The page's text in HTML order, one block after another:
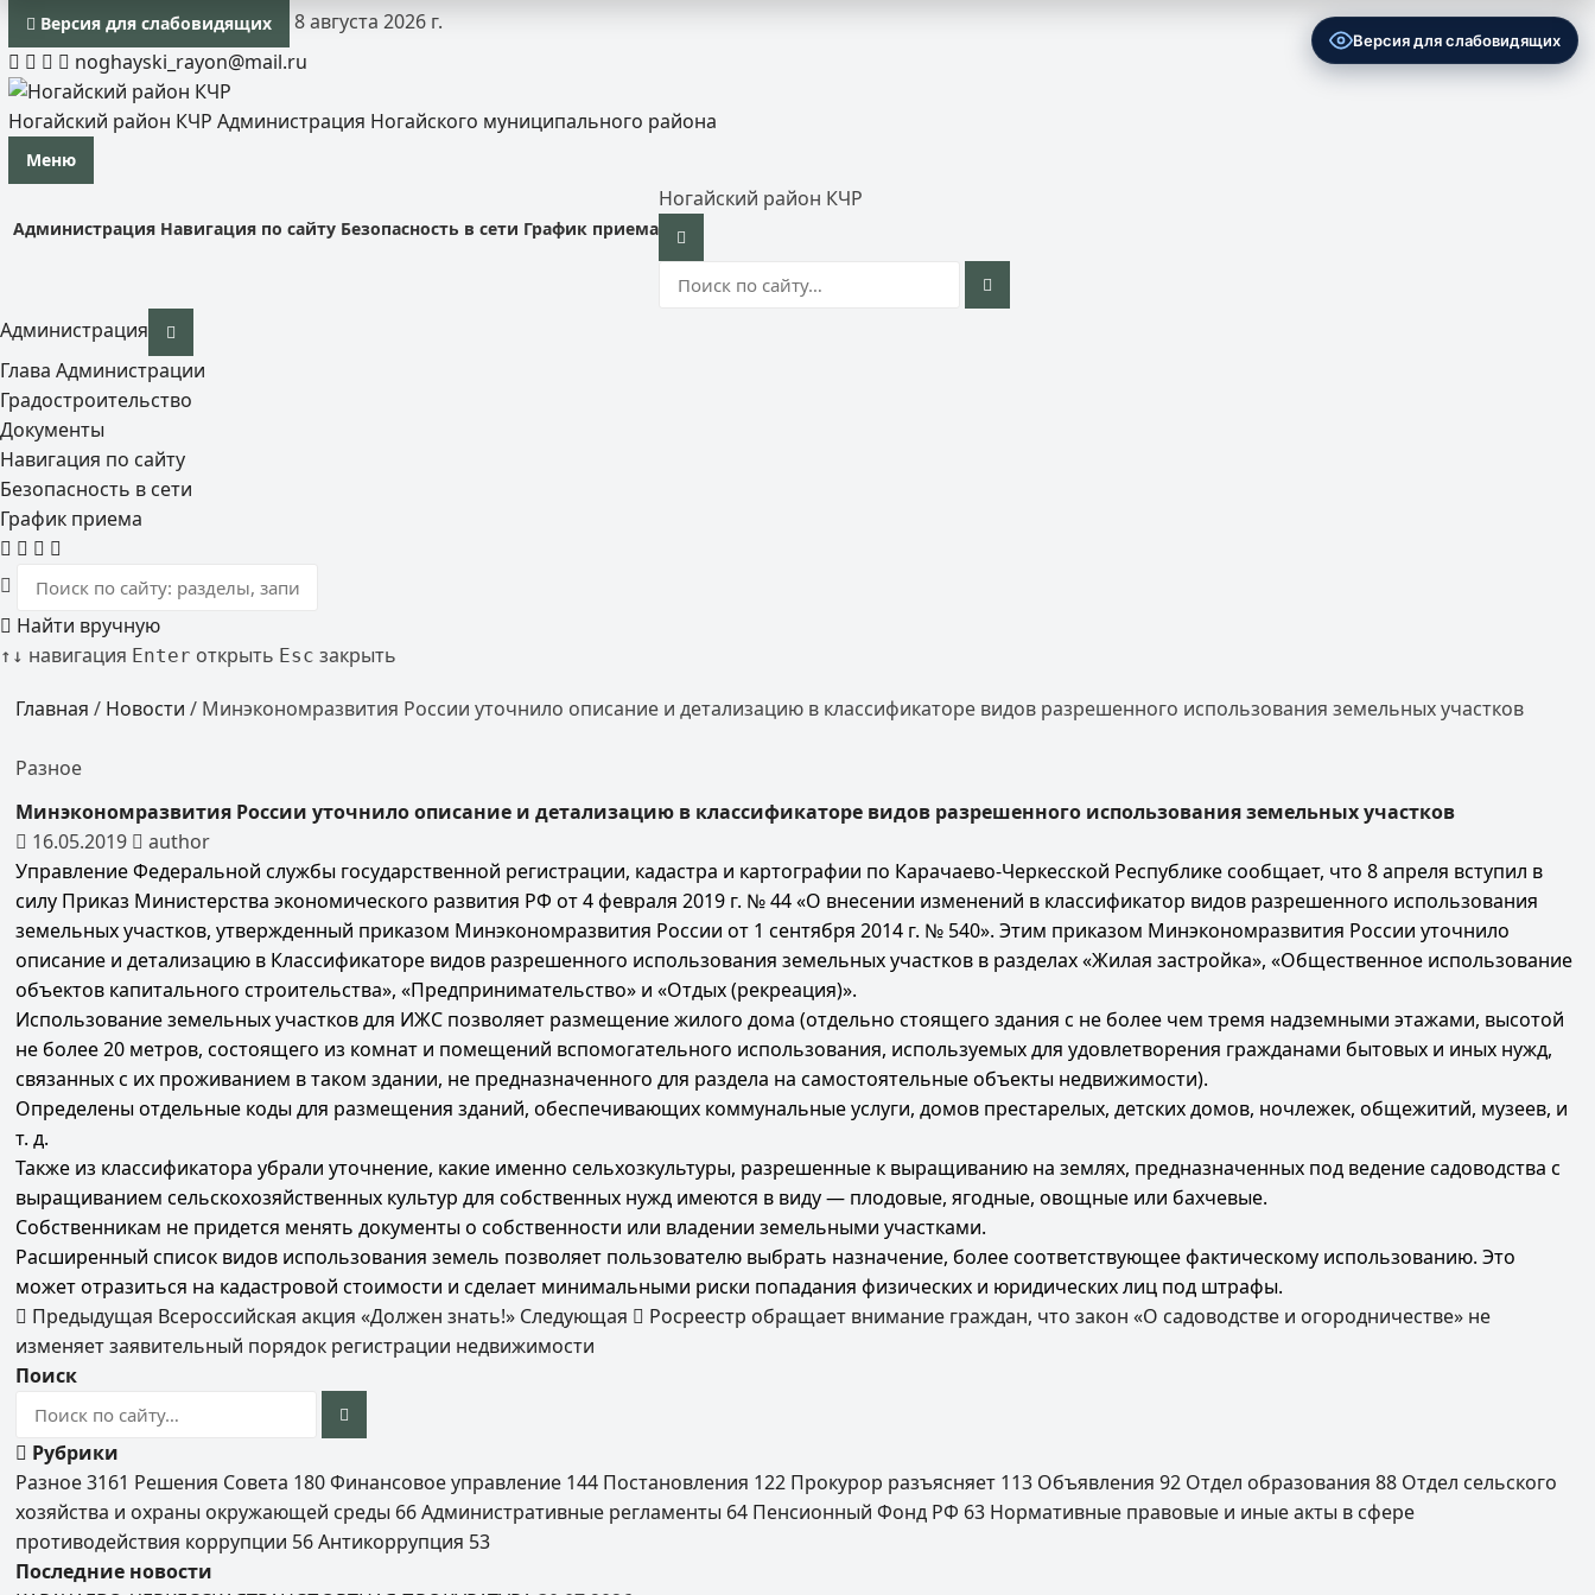
Версия для слабовидящих
8 августа 2026 г.
noghayski_rayon@mail.ru
Ногайский район КЧР Администрация Ногайского муниципального района
Меню
Администрация Навигация по сайту Безопасность в сети График приема
Ногайский район КЧР
Администрация
Глава Администрации
Градостроительство
Документы
Навигация по сайту
Безопасность в сети
График приема
Найти вручную
↑ ↓ навигация Enter открыть Esc закрыть
Главная / Новости / Минэкономразвития России уточнило описание и детализацию в классификаторе видов разрешенного использования земельных участков
Разное
Минэкономразвития России уточнило описание и детализацию в классификаторе видов разрешенного использования земельных участков
16.05.2019
author
Управление Федеральной службы государственной регистрации, кадастра и картографии по Карачаево-Черкесской Республике сообщает, что 8 апреля вступил в
силу Приказ Министерства экономического развития РФ от 4 февраля 2019 г. № 44 «О внесении изменений в классификатор видов разрешенного использования
земельных участков, утвержденный приказом Минэкономразвития России от 1 сентября 2014 г. № 540». Этим приказом Минэкономразвития России уточнило
описание и детализацию в Классификаторе видов разрешенного использования земельных участков в разделах «Жилая застройка», «Общественное использование
объектов капитального строительства», «Предпринимательство» и «Отдых (рекреация)».
Использование земельных участков для ИЖС позволяет размещение жилого дома (отдельно стоящего здания с не более чем тремя надземными этажами, высотой
не более 20 метров, состоящего из комнат и помещений вспомогательного использования, используемых для удовлетворения гражданами бытовых и иных нужд,
связанных с их проживанием в таком здании, не предназначенного для раздела на самостоятельные объекты недвижимости).
Определены отдельные коды для размещения зданий, обеспечивающих коммунальные услуги, домов престарелых, детских домов, ночлежек, общежитий, музеев, и
т. д.
Также из классификатора убрали уточнение, какие именно сельхозкультуры, разрешенные к выращиванию на землях, предназначенных под ведение садоводства с
выращиванием сельскохозяйственных культур для собственных нужд имеются в виду — плодовые, ягодные, овощные или бахчевые.
Собственникам не придется менять документы о собственности или владении земельными участками.
Расширенный список видов использования земель позволяет пользователю выбрать назначение, более соответствующее фактическому использованию. Это
может отразиться на кадастровой стоимости и сделает минимальными риски попадания физических и юридических лиц под штрафы.
Предыдущая Всероссийская акция «Должен знать!» Следующая
Росреестр обращает внимание граждан, что закон «О садоводстве и огородничестве» не
изменяет заявительный порядок регистрации недвижимости
Поиск
Рубрики
Разное3161 Решения Совета 180Финансовое управление 144 Постановления 122 Прокурор разъясняет 113 Объявления92 Отдел образования88 Отдел сельского
хозяйства и охраны окружающей среды 66Административные регламенты 64 Пенсионный Фонд РФ 63 Нормативные правовые и иные акты в сфере
противодействия коррупции 56Антикоррупция 53
Последние новости
Версия для слабовидящих